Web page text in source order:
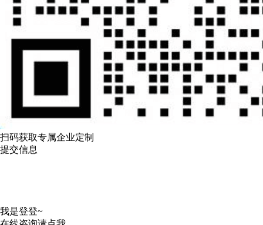
扫码获取专属企业定制
提交信息
我是登登~